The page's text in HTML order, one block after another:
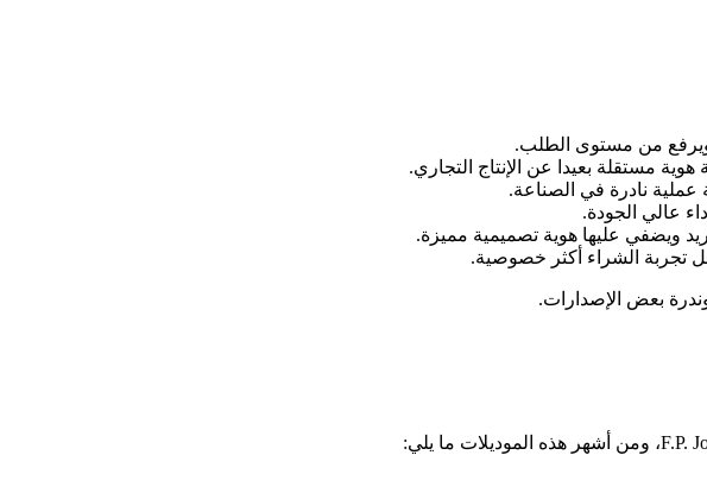
ويرفع من مستوى الطلب.
مستقلة بعيدا عن الإنتاج التجاري.
عملية نادرة في الصناعة.
عالي الجودة.
ويضفي عليها هوية تصميمية مميزة.
تجربة الشراء أكثر خصوصية.
بعض الإصدارات.